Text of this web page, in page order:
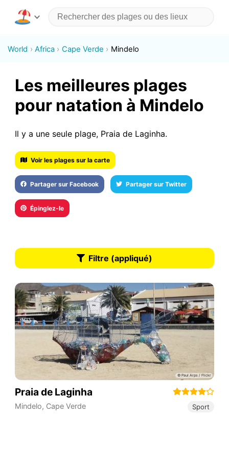
World Africa Cape Verde Mindelo
Les meilleures plages
pour natation à Mindelo
Il y a une seule plage, Praia de Laginha.
Voir les plages sur la carte
Partager sur Facebook Partager sur Twitter
Épinglez-le
Filtre (appliqué)
Praia de Laginha
Mindelo, Cape Verde Sport